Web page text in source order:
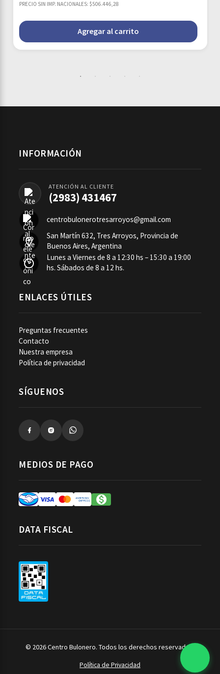
PRECIO SIN IMP. NACIONALES: $506.446,28
Agregar al carrito
INFORMACIÓN
ATENCIÓN AL CLIENTE
(2983) 431467
centrobulonerotresarroyos@gmail.com
San Martín 632, Tres Arroyos, Provincia de
Buenos Aires, Argentina
Lunes a Viernes de 8 a 12:30 hs – 15:30 a 19:00
hs. Sábados de 8 a 12 hs.
ENLACES ÚTILES
Preguntas frecuentes
Contacto
Nuestra empresa
Política de privacidad
SÍGUENOS
MEDIOS DE PAGO
DATA FISCAL
© 2026 Centro Bulonero. Todos los derechos reservados.
Política de Privacidad